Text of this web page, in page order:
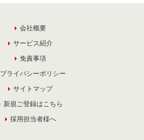
会社概要
サービス紹介
免責事項
プライバシーポリシー
サイトマップ
新規ご登録はこちら
採用担当者様へ